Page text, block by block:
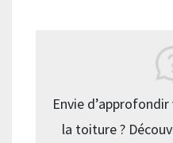
Envie
la toiture ?